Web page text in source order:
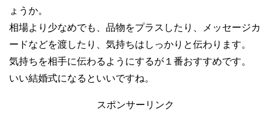
ょうか。
相場より少なめでも、品物をプラスしたり、メッセージカ
ードなどを渡したり、気持ちはしっかりと伝わります。
気持ちを相手に伝わるようにするが１番おすすめです。
いい結婚式になるといいですね。
スポンサーリンク